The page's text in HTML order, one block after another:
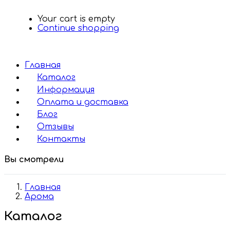
Your cart is empty
Continue shopping
Главная
Каталог
Информация
Оплата и доставка
Блог
Отзывы
Контакты
Вы смотрели
Главная
Арома
Каталог